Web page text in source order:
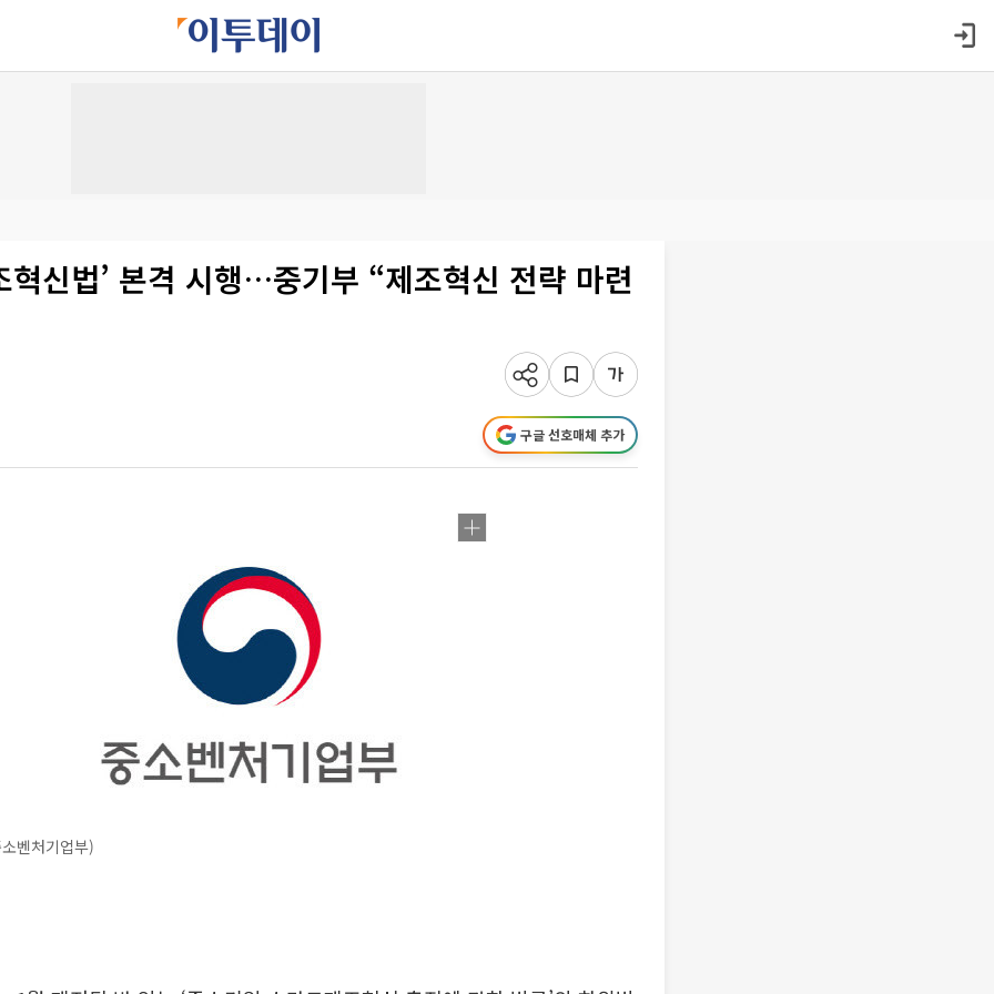
혁신법’ 본격 시행…중기부 “제조혁신 전략 마련
구글 선호매체 추가
벤처기업부)